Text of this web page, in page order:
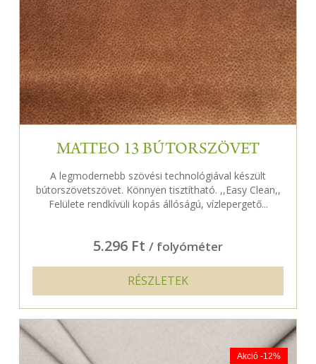
MATTEO 13 BÚTORSZÖVET
A legmodernebb szövési technológiával készült
bútorszövetszövet. Könnyen tisztítható. ,,Easy Clean,,
Felülete rendkívüli kopás állóságú, vízlepergető...
5.296 Ft / folyóméter
RÉSZLETEK
Akció -12%